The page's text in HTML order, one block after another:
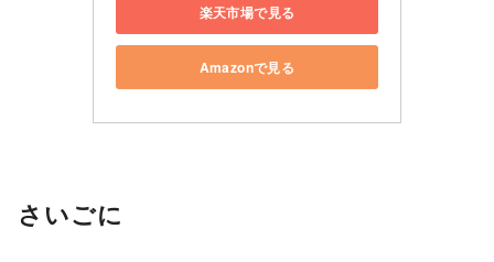
楽天市場で見る
Amazonで見る
さいごに